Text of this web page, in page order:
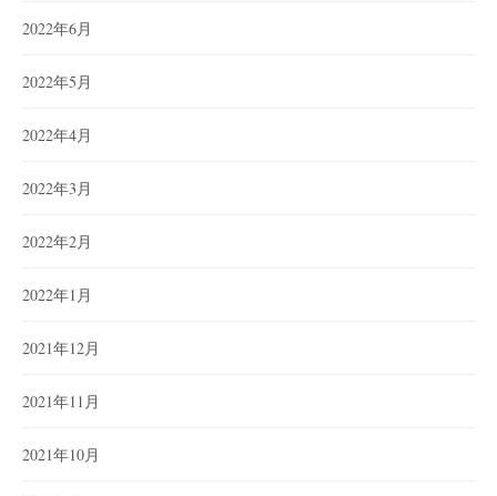
2022年6月
2022年5月
2022年4月
2022年3月
2022年2月
2022年1月
2021年12月
2021年11月
2021年10月